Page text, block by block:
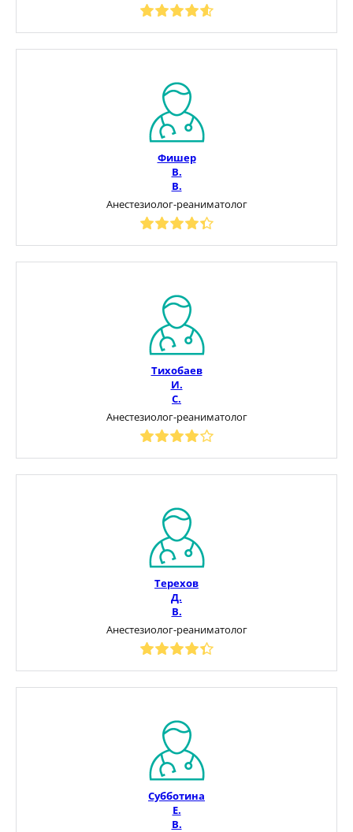
Фишер
В.
В.
Анестезиолог-реаниматолог
Тихобаев
И.
С.
Анестезиолог-реаниматолог
Терехов
Д.
В.
Анестезиолог-реаниматолог
Субботина
Е.
В.